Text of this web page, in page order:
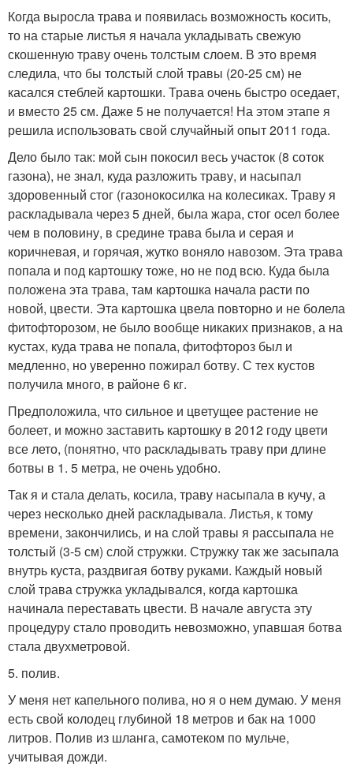
Когда выросла трава и появилась возможность косить,
то на старые листья я начала укладывать свежую
скошенную траву очень толстым слоем. В это время
следила, что бы толстый слой травы (20-25 см) не
касался стеблей картошки. Трава очень быстро оседает,
и вместо 25 см. Даже 5 не получается! На этом этапе я
решила использовать свой случайный опыт 2011 года.
Дело было так: мой сын покосил весь участок (8 соток
газона), не знал, куда разложить траву, и насыпал
здоровенный стог (газонокосилка на колесиках. Траву я
раскладывала через 5 дней, была жара, стог осел более
чем в половину, в средине трава была и серая и
коричневая, и горячая, жутко воняло навозом. Эта трава
попала и под картошку тоже, но не под всю. Куда была
положена эта трава, там картошка начала расти по
новой, цвести. Эта картошка цвела повторно и не болела
фитофторозом, не было вообще никаких признаков, а на
кустах, куда трава не попала, фитофтороз был и
медленно, но уверенно пожирал ботву. С тех кустов
получила много, в районе 6 кг.
Предположила, что сильное и цветущее растение не
болеет, и можно заставить картошку в 2012 году цвети
все лето, (понятно, что раскладывать траву при длине
ботвы в 1. 5 метра, не очень удобно.
Так я и стала делать, косила, траву насыпала в кучу, а
через несколько дней раскладывала. Листья, к тому
времени, закончились, и на слой травы я рассыпала не
толстый (3-5 см) слой стружки. Стружку так же засыпала
внутрь куста, раздвигая ботву руками. Каждый новый
слой трава стружка укладывался, когда картошка
начинала переставать цвести. В начале августа эту
процедуру стало проводить невозможно, упавшая ботва
стала двухметровой.
5. полив.
У меня нет капельного полива, но я о нем думаю. У меня
есть свой колодец глубиной 18 метров и бак на 1000
литров. Полив из шланга, самотеком по мульче,
учитывая дожди.